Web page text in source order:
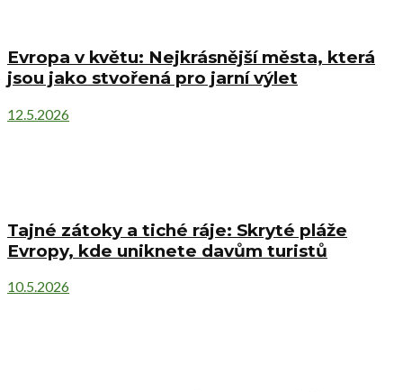
Evropa v květu: Nejkrásnější města, která
jsou jako stvořená pro jarní výlet
12.5.2026
Tajné zátoky a tiché ráje: Skryté pláže
Evropy, kde uniknete davům turistů
10.5.2026